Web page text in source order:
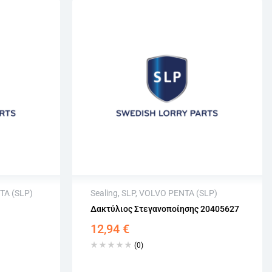
(SLP)
Sealing, SLP, VOLVO PENTA (SLP)
Δακτύλιος Στεγανοποίησης 20405627
12,94 €
(0)
Άμεση αποστολή
Επιστροφή εντός 15 εργάσιμων